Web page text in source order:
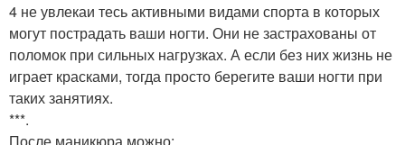
4 не увлекаи тесь активными видами спорта в которых
могут пострадать ваши ногти. Они не застрахованы от
поломок при сильных нагрузках. А если без них жизнь не
играет красками, тогда просто берегите ваши ногти при
таких занятиях.
***.